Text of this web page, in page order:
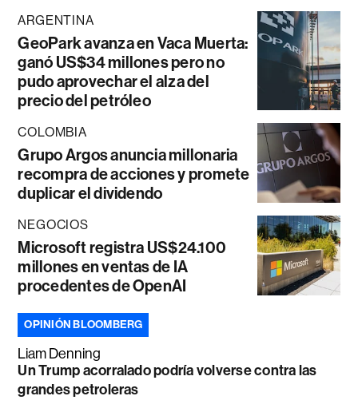
ARGENTINA
GeoPark avanza en Vaca Muerta:
ganó US$34 millones pero no
pudo aprovechar el alza del
precio del petróleo
COLOMBIA
Grupo Argos anuncia millonaria
recompra de acciones y promete
duplicar el dividendo
NEGOCIOS
Microsoft registra US$24.100
millones en ventas de IA
procedentes de OpenAI
OPINIÓN BLOOMBERG
Liam Denning
Un Trump acorralado podría volverse contra las
grandes petroleras